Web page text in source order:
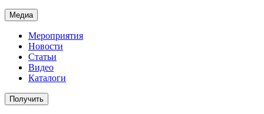
Медиа
Мероприятия
Новости
Статьи
Видео
Каталоги
Получить